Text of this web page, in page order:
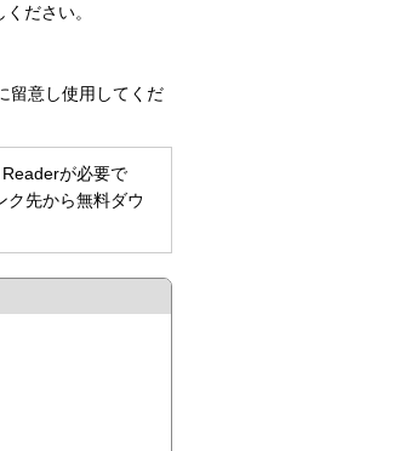
ださい。
留意し使用してくだ
が必要で
ク先から無料ダウ